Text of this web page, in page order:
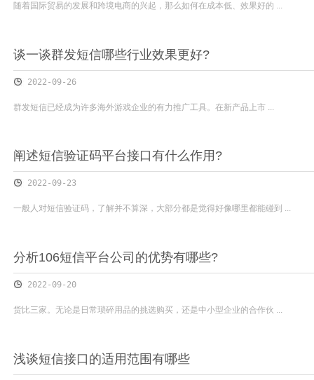
随着国际贸易的发展和跨境电商的兴起，那么如何在成本低、效果好的 ...
谈一谈群发短信哪些行业效果更好?
2022-09-26
群发短信已经成为许多海外游戏企业的有力推广工具。在新产品上市 ...
阐述短信验证码平台接口有什么作用?
2022-09-23
一般人对短信验证码，了解并不算深，大部分都是觉得好像哪里都能碰到 ...
分析106短信平台公司的优势有哪些?
2022-09-20
货比三家。无论是日常琐碎用品的挑选购买，还是中小型企业的合作伙 ...
浅谈短信接口的适用范围有哪些